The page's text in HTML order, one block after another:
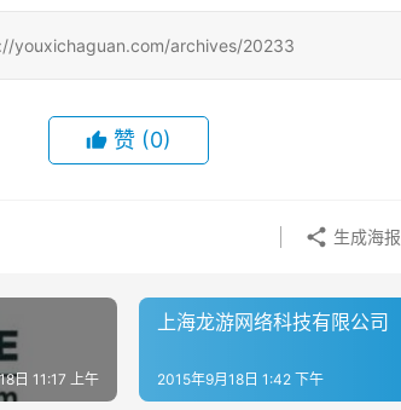
youxichaguan.com/archives/20233
赞 (0)
生成海报
日 11:17 上午
上海龙游网络科技有限公司
2015年9月18日 1:42 下午